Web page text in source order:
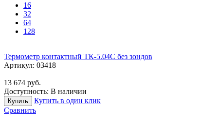
16
32
64
128
Термометр контактный ТК-5.04C без зондов
Артикул: 03418
13 674 руб.
Доступность: В наличии
Купить
Купить в один клик
Сравнить